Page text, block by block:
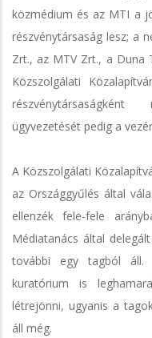
közmédium és az MTI a
részvénytársaság lesz; a
Zrt., az MTV Zrt., a Duna
Közszolgálati
ügyvezetését pedig a
A Közszolgálati
az Országgyűlés által
ellenzék fele-fele
Médiatanács által
további egy tagból áll.
kuratórium is
létrejönni, ugyanis a
áll még.